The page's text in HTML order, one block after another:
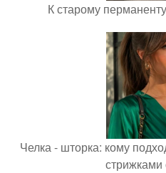
К старому
Челка - шторка: кому
стрижками